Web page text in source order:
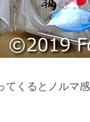
くるとノルマ